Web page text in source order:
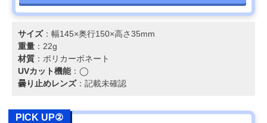
サイズ：幅145×奥行150×高さ35mm
重量 ：22g
材質 ：ポリカーボネート
UVカット機能：◯
曇り止めレンズ：記載未確認
PICK UP②